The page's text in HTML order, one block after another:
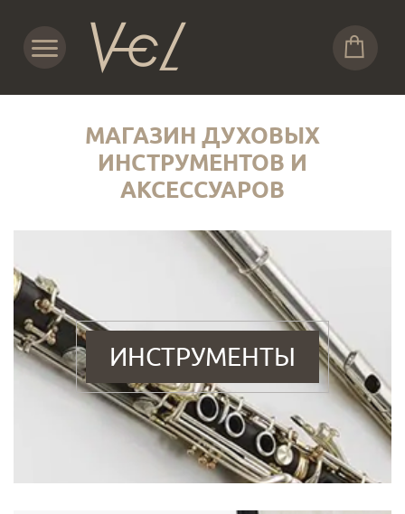
МАГАЗИН ДУХОВЫХ
ИНСТРУМЕНТОВ И
АКСЕССУАРОВ
ИНСТРУМЕНТЫ